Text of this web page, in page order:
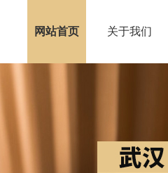
网站首页 关于我们